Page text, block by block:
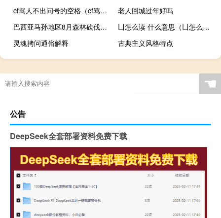
cf骂人不出问号的空格（cf骂人空格）
老人回城过年好吗
巴西亚马孙地区8月森林砍伐面积同比下降66%
凵怎么读 什么意思（凵怎么读）
灵魂拷问通俗解释
古典主义风格特点
☚
公告
DeepSeek全套部署资料免费下载